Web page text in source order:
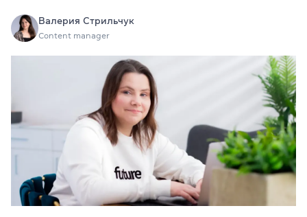
Подготовка к экзаменам
Проверить уровень
Оставить заявку
Валерия Стрильчук
Content manager